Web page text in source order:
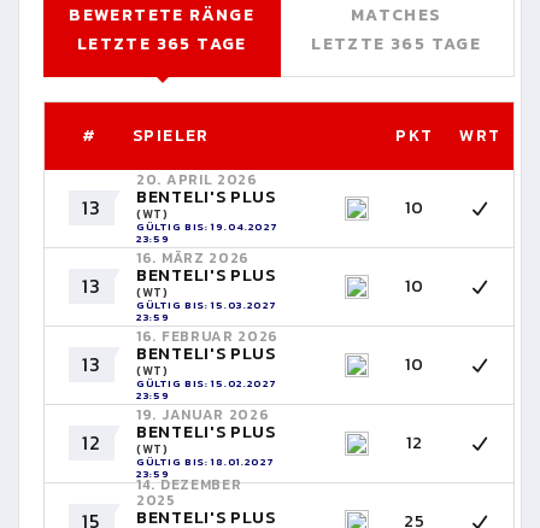
BEWERTETE RÄNGE
LETZTE 365 TAGE
MATCHES
LETZTE 365 TAGE
# SPIELER PKT WRT
13
20. APRIL 2026
BENTELI'S PLUS
(WT)
GÜLTIG BIS: 19.04.2027
23:59
10
13
16. MÄRZ 2026
BENTELI'S PLUS
(WT)
GÜLTIG BIS: 15.03.2027
23:59
10
13
16. FEBRUAR 2026
BENTELI'S PLUS
(WT)
GÜLTIG BIS: 15.02.2027
23:59
10
12
19. JANUAR 2026
BENTELI'S PLUS
(WT)
GÜLTIG BIS: 18.01.2027
23:59
12
15
14. DEZEMBER
2025
BENTELI'S PLUS 25